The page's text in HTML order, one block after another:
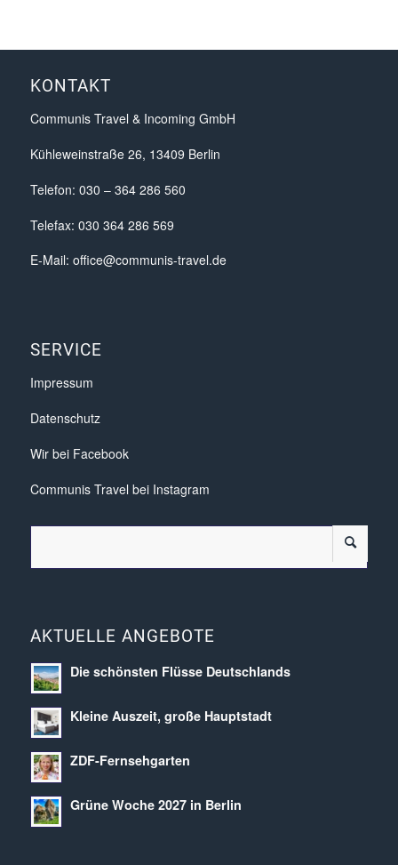
KONTAKT
Communis Travel & Incoming GmbH
Kühleweinstraße 26, 13409 Berlin
Telefon: 030 – 364 286 560
Telefax: 030 364 286 569
E-Mail: office@communis-travel.de
SERVICE
Impressum
Datenschutz
Wir bei Facebook
Communis Travel bei Instagram
AKTUELLE ANGEBOTE
Die schönsten Flüsse Deutschlands
Kleine Auszeit, große Hauptstadt
ZDF-Fernsehgarten
Grüne Woche 2027 in Berlin